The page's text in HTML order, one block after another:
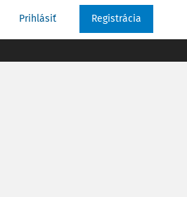
Prihlásiť Registrácia